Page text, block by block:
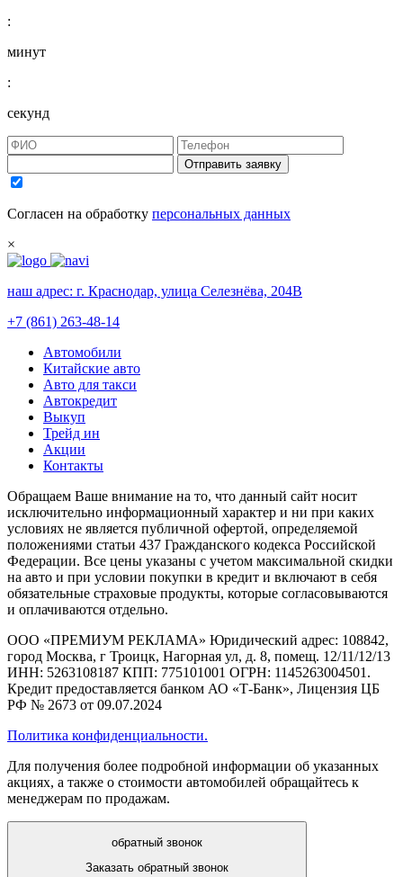
:
минут
:
секунд
Отправить заявку
Согласен на обработку персональных данных
×
наш адрес: г. Краснодар, улица Селезнёва, 204В
+7 (861) 263-48-14
Автомобили
Китайские авто
Авто для такси
Автокредит
Выкуп
Трейд ин
Акции
Контакты
Обращаем Ваше внимание на то, что данный сайт носит
исключительно информационный характер и ни при каких
условиях не является публичной офертой, определяемой
положениями статьи 437 Гражданского кодекса Российской
Федерации. Все цены указаны с учетом максимальной скидки
на авто и при условии покупки в кредит и включают в себя
обязательные страховые продукты, которые согласовываются
и оплачиваются отдельно.
ООО «ПРЕМИУМ РЕКЛАМА» Юридический адрес: 108842,
город Москва, г Троицк, Нагорная ул, д. 8, помещ. 12/11/12/13
ИНН: 5263108187 КПП: 775101001 ОГРН: 1145263004501.
Кредит предоставляется банком АО «Т-Банк», Лицензия ЦБ
РФ № 2673 от 09.07.2024
Политика конфиденциальности.
Для получения более подробной информации об указанных
акциях, а также о стоимости автомобилей обращайтесь к
менеджерам по продажам.
обратный звонок
Заказать обратный звонок